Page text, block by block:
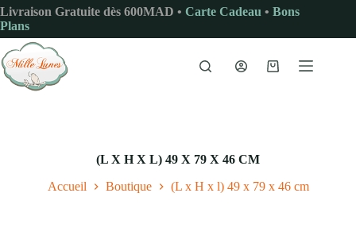
Passer
au
contenu
Livraison Gratuite dès 600MAD • Carte Cadeau • Bons
Plans
Panier
(L X H X L) 49 X 79 X 46 CM
Accueil Boutique (L x H x l) 49 x 79 x 46 cm